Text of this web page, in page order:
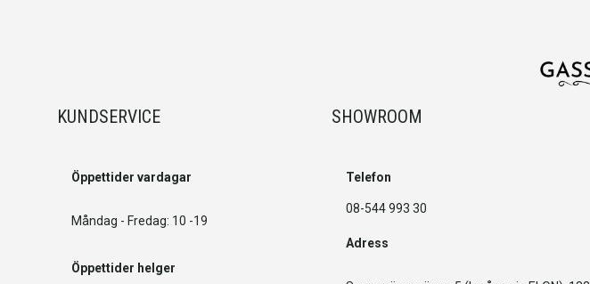
KUNDSERVICE
Öppettider vardagar
Måndag - Fredag: 10 -19
Öppettider helger
SHOWROOM
Telefon
08-544 993 30
Adress